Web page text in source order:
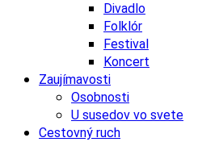
Divadlo
Folklór
Festival
Koncert
Zaujímavosti
Osobnosti
U susedov vo svete
Cestovný ruch